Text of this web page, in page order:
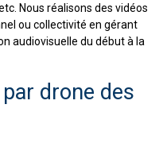
Nous réalisons des vidéos
ou collectivité en gérant
audiovisuelle du début à la
drone des